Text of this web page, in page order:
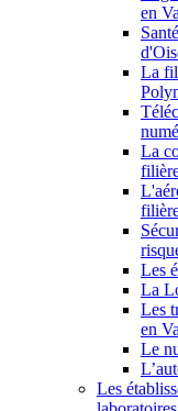
en
La
La
Les
La
Les
en
Le
Les